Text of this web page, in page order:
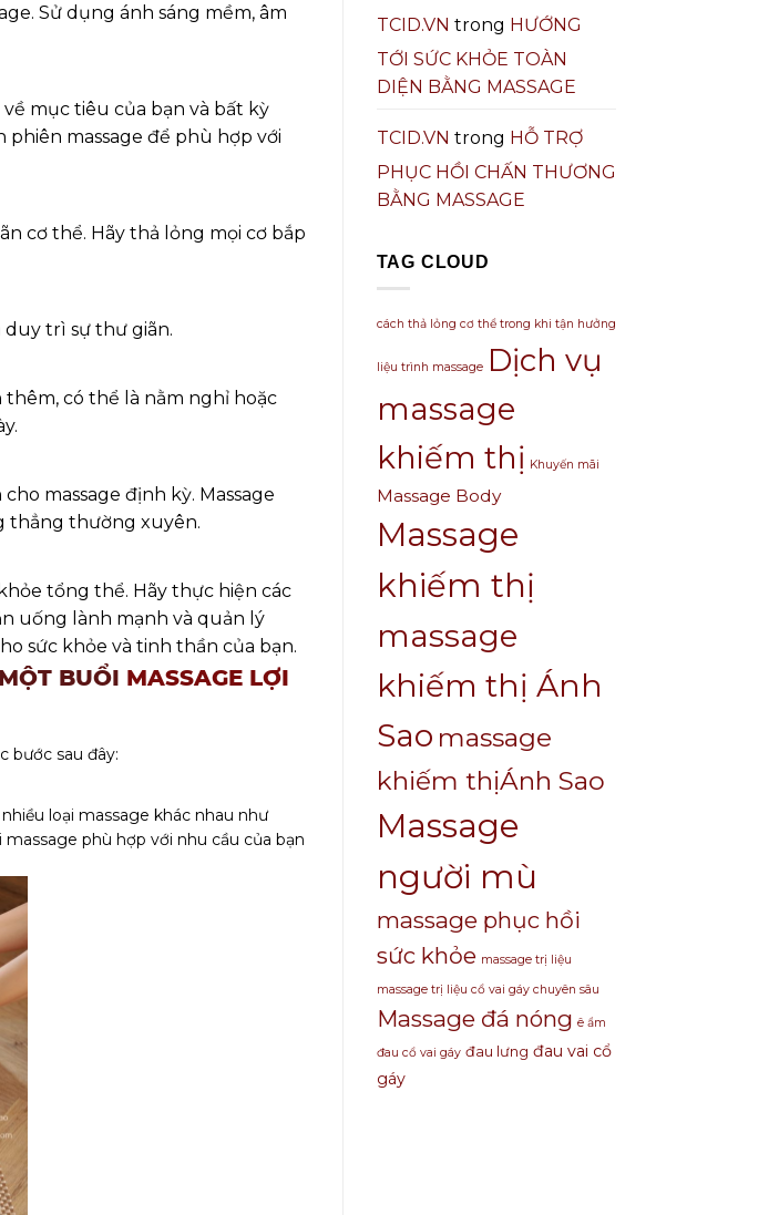
Sử dụng ánh sáng mềm, âm
mục tiêu của bạn và bất kỳ
massage để phù hợp với
cơ thể. Hãy thả lỏng mọi cơ bắp
duy trì sự thư giãn.
có thể là nằm nghỉ hoặc
massage định kỳ. Massage
thẳng thường xuyên.
tổng thể. Hãy thực hiện các
uống lành mạnh và quản lý
sức khỏe và tinh thần của bạn.
BUỔI MASSAGE LỢI
bước sau đây:
loại massage khác nhau như
massage phù hợp với nhu cầu của bạn
TCID.VN trong HƯỚNG
TỚI SỨC KHỎE TOÀN
DIỆN BẰNG MASSAGE
TCID.VN trong HỖ TRỢ
PHỤC HỒI CHẤN THƯƠNG
BẰNG MASSAGE
TAG CLOUD
cách thả lỏng cơ thể trong khi tận hưởng
liệu trình massage Dịch vụ
massage
khiếm thị Khuyến mãi
Massage Body
Massage
khiếm thị
massage
khiếm thị Ánh
Sao massage
khiếm thịÁnh Sao
Massage
người mù
massage phục hồi
sức khỏe massage trị liệu
massage trị liệu cổ vai gáy chuyên sâu
Massage đá nóng ê ẩm
đau cổ vai gáy đau lưng đau vai cổ
gáy